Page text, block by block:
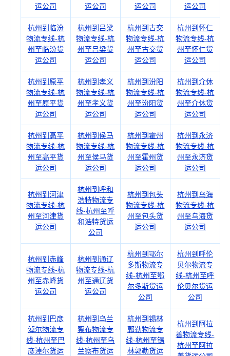
运公司
运公司
运公司
运公司
杭州到临汾
物流专线-杭
州至临汾货
运公司
杭州到吕梁
物流专线-杭
州至吕梁货
运公司
杭州到古交
物流专线-杭
州至古交货
运公司
杭州到怀仁
物流专线-杭
州至怀仁货
运公司
杭州到原平
物流专线-杭
州至原平货
运公司
杭州到孝义
物流专线-杭
州至孝义货
运公司
杭州到汾阳
物流专线-杭
州至汾阳货
运公司
杭州到介休
物流专线-杭
州至介休货
运公司
杭州到高平
物流专线-杭
州至高平货
运公司
杭州到侯马
物流专线-杭
州至侯马货
运公司
杭州到霍州
物流专线-杭
州至霍州货
运公司
杭州到永济
物流专线-杭
州至永济货
运公司
杭州到河津
物流专线-杭
州至河津货
运公司
杭州到呼和
浩特物流专
线-杭州至呼
和浩特货运
公司
杭州到包头
物流专线-杭
州至包头货
运公司
杭州到乌海
物流专线-杭
州至乌海货
运公司
杭州到赤峰
物流专线-杭
州至赤峰货
运公司
杭州到通辽
物流专线-杭
州至通辽货
运公司
杭州到鄂尔
多斯物流专
线-杭州至鄂
尔多斯货运
公司
杭州到呼伦
贝尔物流专
线-杭州至呼
伦贝尔货运
公司
杭州到巴彦
淖尔物流专
线-杭州至巴
彦淖尔货运
杭州到乌兰
察布物流专
线-杭州至乌
兰察布货运
杭州到锡林
郭勒物流专
线-杭州至锡
林郭勒货运
杭州到阿拉
善物流专线-
杭州至阿拉